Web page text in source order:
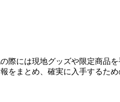
際には現地グッズや限定商品
まとめ、確実に入手するた